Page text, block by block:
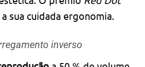
sua cuidada ergonomia.
inverso